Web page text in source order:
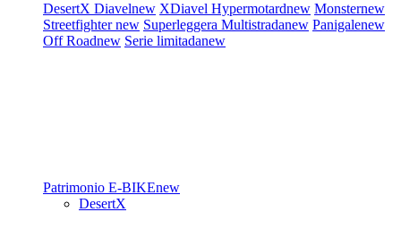
DesertX Diavelnew XDiavel Hypermotardnew Monsternew
Streetfighternew Superleggera Multistradanew Panigalenew
Off Roadnew Serie limitadanew
Patrimonio E-BIKEnew
DesertX